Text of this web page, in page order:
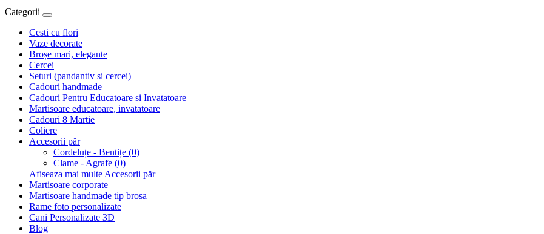
Categorii
Cesti cu flori
Vaze decorate
Broșe mari, elegante
Cercei
Seturi (pandantiv si cercei)
Cadouri handmade
Cadouri Pentru Educatoare si Invatatoare
Martisoare educatoare, invatatoare
Cadouri 8 Martie
Coliere
Accesorii păr
Cordeluțe - Bentițe (0)
Clame - Agrafe (0)
Afiseaza mai multe Accesorii păr
Martisoare corporate
Martisoare handmade tip brosa
Rame foto personalizate
Cani Personalizate 3D
Blog